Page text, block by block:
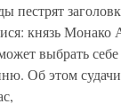
пестрят
князь Монако
выбрать себе
Об этом